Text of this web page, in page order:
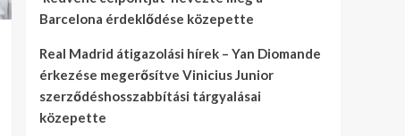
Barcelona érdeklődése közepette
Real Madrid átigazolási hírek – Yan Diomande
érkezése megerősítve Vinicius Junior
szerződéshosszabbítási tárgyalásai
közepette